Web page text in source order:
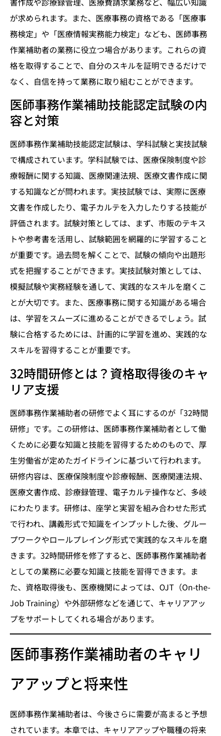
が求められます。また、医療事務の資格である「医療事
務検定」や「医療情報実務能力検定」なども、医師事務
作業補助者の業務に役立つ場合があります。これらの資
格を取得することで、自分のスキルを証明できるだけで
なく、自信を持って業務に取り組むことができます。
医師事務作業補助技能認定試験の内
容と対策
医師事務作業補助技能認定試験は、学科試験と実技試験
で構成されています。学科試験では、医療保険制度や診
療報酬に関する知識、医療関連法規、医療文書作成に関
する知識などが問われます。実技試験では、実際に医療
文書を作成したり、電子カルテを入力したりする技能が
評価されます。試験対策としては、まず、市販のテキス
トや参考書を活用し、試験範囲を網羅的に学習すること
が重要です。過去問を解くことで、試験の傾向や出題形
式を把握することができます。実技試験対策としては、
模擬試験や実務経験を通して、実践的なスキルを磨くこ
とが大切です。また、医療事務に関する知識がある場合
は、学習をスムーズに進めることができるでしょう。試
験に合格するためには、計画的に学習を進め、実践的な
スキルを習得することが重要です。
32時間研修とは？資格取得後のキャ
リア支援
医師事務作業補助者の研修でよく耳にするのが「32時間
研修」です。この研修は、医師事務作業補助者として働
くために必要な知識と技能を習得するためのもので、厚
生労働省が定めたガイドラインに基づいて行われます。
研修内容は、医療保険制度や診療報酬、医療関連法規、
医療文書作成、診療録管理、電子カルテ操作など、多岐
にわたります。研修は、座学と実習を組み合わせた形式
で行われ、講義形式で知識をインプットした後、グルー
プワークやロールプレイング形式で実践的なスキルを磨
きます。32時間研修を修了すると、医師事務作業補助者
としての業務に必要な知識と技能を習得できます。ま
た、資格取得後も、医療機関によっては、OJT（On-the-
Job Training）や外部研修などを通じて、キャリアアッ
プをサポートしてくれる場合があります。
医師事務作業補助者のキャリ
アアップと将来性
医師事務作業補助者は、今後さらに需要が高まると予想
されています。本章では、キャリアアップや職種の将来